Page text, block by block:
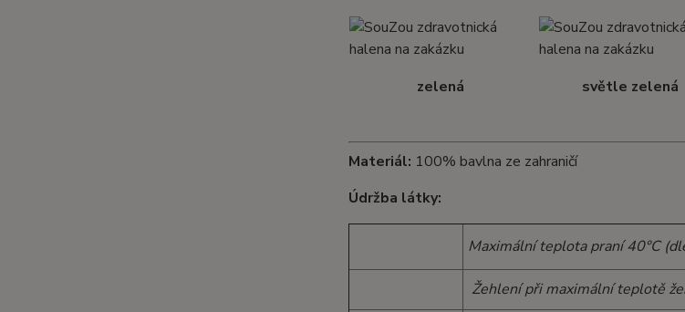
zelená světle zelená
Materiál: 100% bavlna ze zahraničí
Údržba látky:
Maximální teplota praní 40°C
Žehlení při maximální teplotě